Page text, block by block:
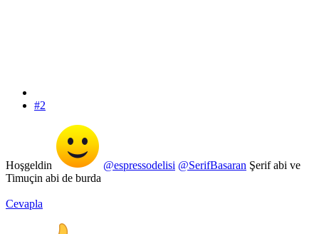
#2
Hoşgeldin @espressodelisi @SerifBasaran Şerif abi ve
Timuçin abi de burda
Cevapla